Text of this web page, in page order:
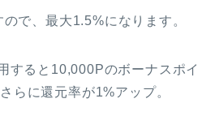
で、最大1.5%になります。
すると10,000Pのボーナスポイ
らに還元率が1%アップ。